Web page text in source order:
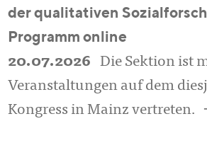
der qualitativen
Programm online
20.07.2026
Die Sektion ist
Veranstaltungen auf dem
Kongress in Mainz vertreten.